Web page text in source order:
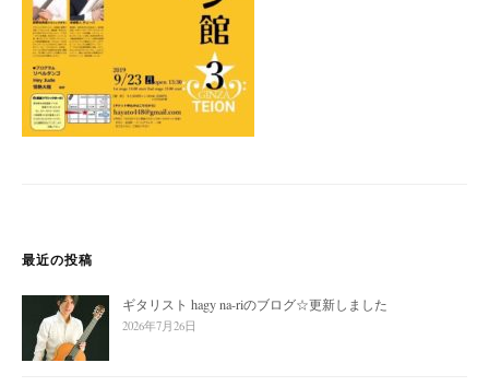
最近の投稿
ギタリスト hagy na-riのブログ☆更新しました
2026年7月26日